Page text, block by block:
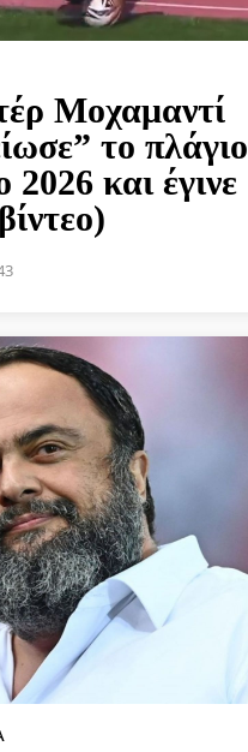
Μοχαμαντί
το πλάγιο
2026 και έγινε